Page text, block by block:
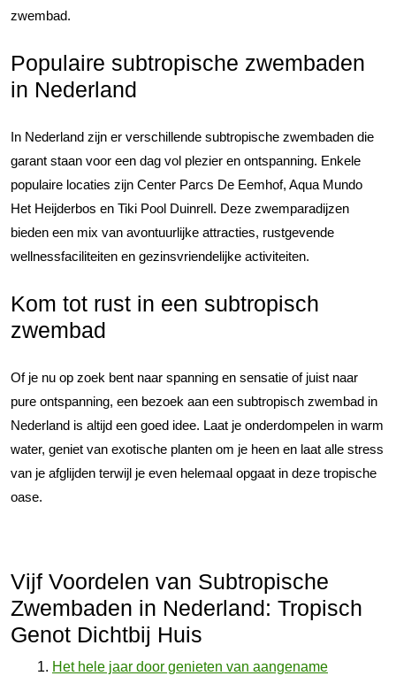
zwembad.
Populaire subtropische zwembaden
in Nederland
In Nederland zijn er verschillende subtropische zwembaden die
garant staan voor een dag vol plezier en ontspanning. Enkele
populaire locaties zijn Center Parcs De Eemhof, Aqua Mundo
Het Heijderbos en Tiki Pool Duinrell. Deze zwemparadijzen
bieden een mix van avontuurlijke attracties, rustgevende
wellnessfaciliteiten en gezinsvriendelijke activiteiten.
Kom tot rust in een subtropisch
zwembad
Of je nu op zoek bent naar spanning en sensatie of juist naar
pure ontspanning, een bezoek aan een subtropisch zwembad in
Nederland is altijd een goed idee. Laat je onderdompelen in warm
water, geniet van exotische planten om je heen en laat alle stress
van je afglijden terwijl je even helemaal opgaat in deze tropische
oase.
Vijf Voordelen van Subtropische
Zwembaden in Nederland: Tropisch
Genot Dichtbij Huis
Het hele jaar door genieten van aangename